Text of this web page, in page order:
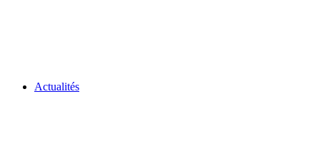
Actualités